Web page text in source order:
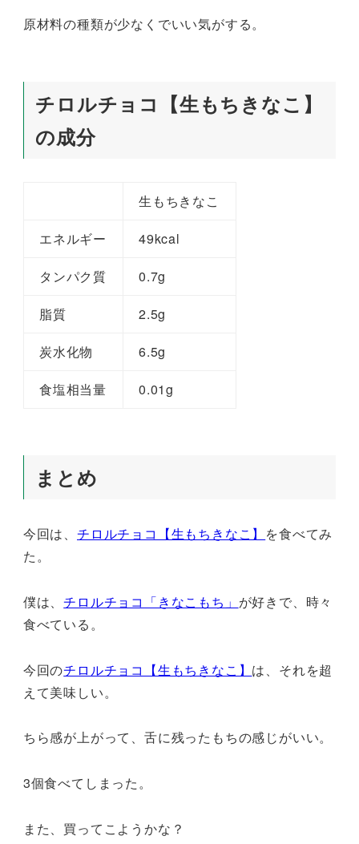
原材料の種類が少なくでいい気がする。
チロルチョコ【生もちきなこ】
の成分
生もちきなこ
エネルギー 49kcal
タンパク質 0.7g
脂質 2.5g
炭水化物 6.5g
食塩相当量 0.01g
まとめ
今回は、 チロルチョコ【生もちきなこ】 を食べてみ
た。
僕は、チロルチョコ「きなこもち」 が好きで、時々
食べている。
今回のチロルチョコ【生もちきなこ】 は、それを超
えて美味しい。
ちら感が上がって、舌に残ったもちの感じがいい。
3個食べてしまった。
また、買ってこようかな？